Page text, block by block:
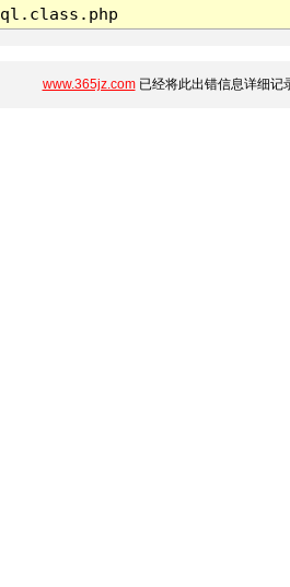
www.365jz.com已经将此出错信息详细记